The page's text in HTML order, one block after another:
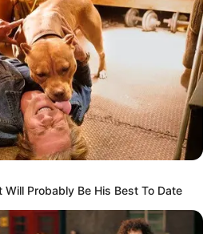
Will Probably Be His Best To Date